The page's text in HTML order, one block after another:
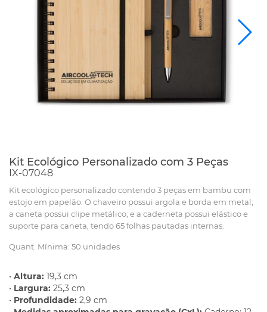
Kit Ecológico Personalizado com 3 Peças
IX-07048
Kit ecológico personalizado contendo 3 peças em bambu com
estojo em papelão. O chaveiro possui argola e borda em metal;
a caneta possui clipe metálico; e a caderneta possui elástico e
suporte para caneta, tendo 65 folhas pautadas internas.
Quant. Mínima: 50 unidades
• Altura: 19,3 cm
• Largura: 25,3 cm
• Profundidade: 2,9 cm